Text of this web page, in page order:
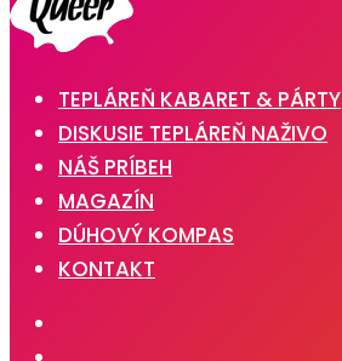
TEPLÁREŇ KABARET & PÁRTY
DISKUSIE TEPLÁREŇ NAŽIVO
NÁŠ PRÍBEH
MAGAZÍN
DÚHOVÝ KOMPAS
KONTAKT